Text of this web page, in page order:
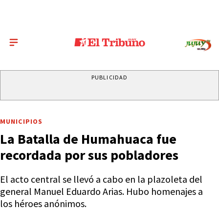
PUBLICIDAD
MUNICIPIOS
La Batalla de Humahuaca fue
recordada por sus pobladores
El acto central se llevó a cabo en la plazoleta del
general Manuel Eduardo Arias. Hubo homenajes a
los héroes anónimos.